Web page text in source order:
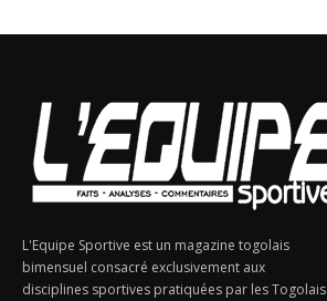
L'Equipe Sportive est un magazine togolais
bimensuel consacré exclusivement aux
disciplines sportives pratiquées par les Togolais